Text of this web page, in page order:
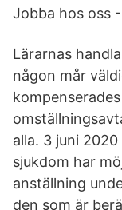
Jobba hos oss
Lärarnas
någon mår
alla. 3 juni
sjukdom har
anställning
den som är